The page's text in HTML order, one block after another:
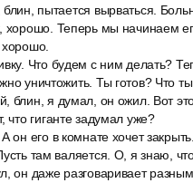
пытается вырваться.
Теперь мы начинаем
Что будем с ним делать?
уничтожить. Ты готов? Что
блин, я думал, он ожил. Вот
что гиганте задумал уже?
он его в комнате хочет
там валяется. О, я знаю,
он даже разговаривает